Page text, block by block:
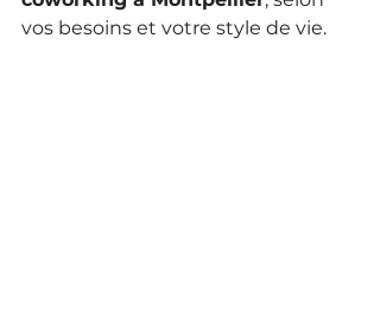
vos besoins et votre style de vie.